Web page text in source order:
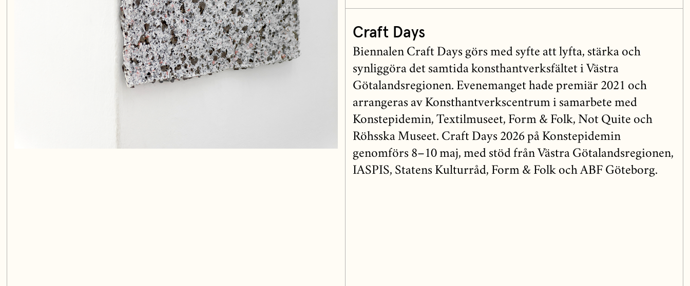
Craft Days
Biennalen Craft Days görs med syfte att lyfta, stärka och
synliggöra det samtida konsthantverksfältet i Västra
Götalandsregionen. Evenemanget hade premiär 2021 och
arrangeras av Konsthantverkscentrum i samarbete med
Konstepidemin, Textilmuseet, Form & Folk, Not Quite och
Röhsska Museet. Craft Days 2026 på Konstepidemin
genomförs 8–10 maj, med stöd från Västra Götalandsregionen,
IASPIS, Statens Kulturråd, Form & Folk och ABF Göteborg.